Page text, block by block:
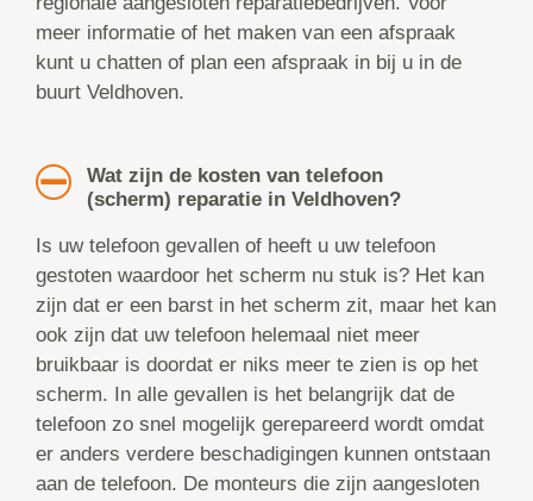
meer informatie of het maken van een afspraak
kunt u chatten of plan een afspraak in bij u in de
buurt Veldhoven.
Wat zijn de kosten van telefoon
(scherm) reparatie in Veldhoven?
Is uw telefoon gevallen of heeft u uw telefoon
gestoten waardoor het scherm nu stuk is? Het kan
zijn dat er een barst in het scherm zit, maar het kan
ook zijn dat uw telefoon helemaal niet meer
bruikbaar is doordat er niks meer te zien is op het
scherm. In alle gevallen is het belangrijk dat de
telefoon zo snel mogelijk gerepareerd wordt omdat
er anders verdere beschadigingen kunnen ontstaan
aan de telefoon. De monteurs die zijn aangesloten